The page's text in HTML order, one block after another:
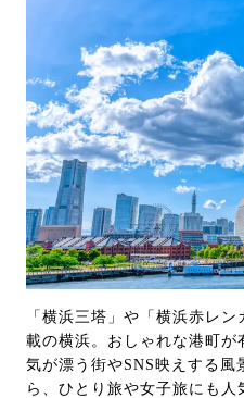
「横浜三塔」や「横浜赤レ
載の横浜。おしゃれな港町が
気が漂う街やSNS映えする風
ら、ひとり旅や女子旅にも人